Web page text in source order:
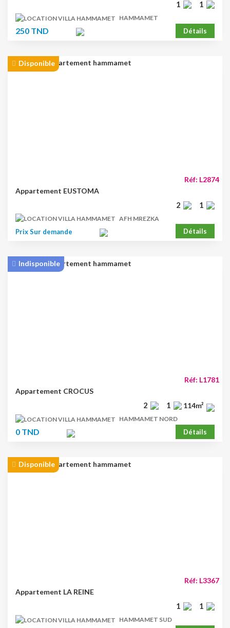
1 1
HAMMAMET
250 TND Détails
Disponible
Réf: L2874
Appartement EUSTOMA
2 1
AFH MREZKA
Prix Sur demande Détails
Indisponible
Réf: L1781
Appartement CROCUS
2 1 114m²
HAMMAMET NORD
0 TND Détails
Disponible
Réf: L3367
Appartement LA REINE
1 1
HAMMAMET SUD